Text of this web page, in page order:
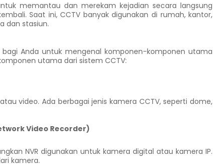
memantau dan merekam kejadian secara langsung
Saat ini, CCTV banyak digunakan di rumah, kantor,
dan stasiun.
Anda untuk mengenal komponen-komponen utama
utama dari sistem CCTV:
video. Ada berbagai jenis kamera CCTV, seperti dome,
Video Recorder)
NVR digunakan untuk kamera digital atau kamera IP.
kamera.